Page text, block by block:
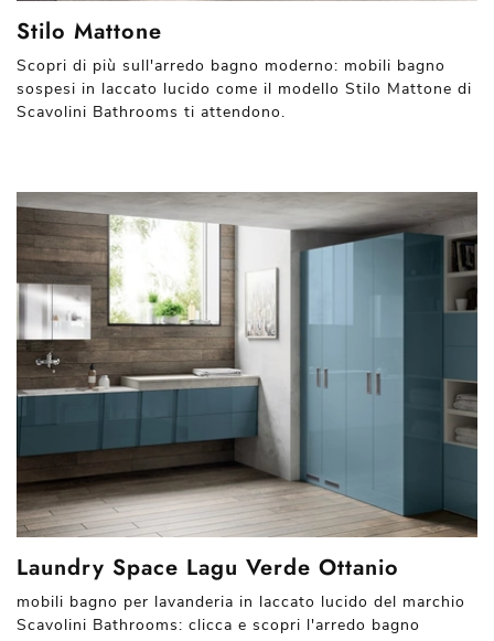
Stilo Mattone
Scopri di più sull'arredo bagno moderno: mobili bagno
sospesi in laccato lucido come il modello Stilo Mattone di
Scavolini Bathrooms ti attendono.
Laundry Space Lagu Verde Ottanio
mobili bagno per lavanderia in laccato lucido del marchio
Scavolini Bathrooms: clicca e scopri l'arredo bagno